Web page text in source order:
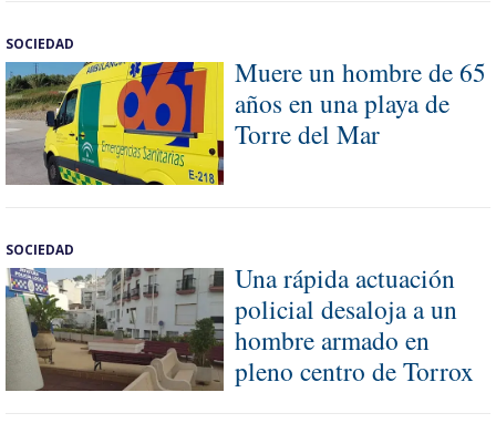
SOCIEDAD
Muere un hombre de 65
años en una playa de
Torre del Mar
SOCIEDAD
Una rápida actuación
policial desaloja a un
hombre armado en
pleno centro de Torrox